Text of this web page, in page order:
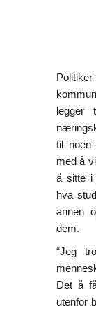
Politiker
til noen
med å
å sitte i
hva
annen
dem.
“Jeg
Det å
utenfor